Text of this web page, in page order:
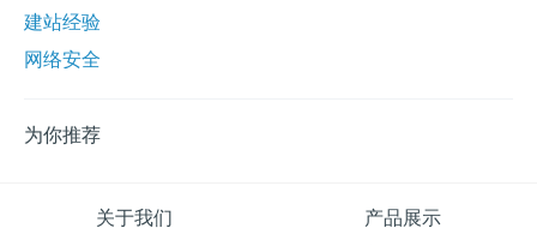
建站经验
网络安全
为你推荐
关于我们 产品展示